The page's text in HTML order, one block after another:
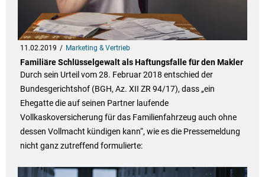
11.02.2019 Marketing & Vertrieb
Familiäre Schlüsselgewalt als Haftungsfalle für den Makler
Durch sein Urteil vom 28. Februar 2018 entschied der
Bundesgerichtshof (BGH, Az. XII ZR 94/17), dass „ein
Ehegatte die auf seinen Partner laufende
Vollkaskoversicherung für das Familienfahrzeug auch ohne
dessen Vollmacht kündigen kann“, wie es die Pressemeldung
nicht ganz zutreffend formulierte: